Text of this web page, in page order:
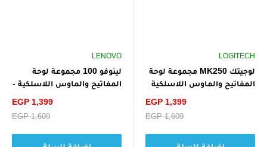
LOGITECH
لوجيتك MK250 مجموعة لوحة
المفاتيح والماوس اللاسلكية
سعر
EGP 1,399
سعر
EGP 1,609
LENOVO
لينوفو 100 مجموعة لوحة
المفاتيح والماوس اللاسلكية -
سعر
EGP 1,399
سعر
EGP 1,609